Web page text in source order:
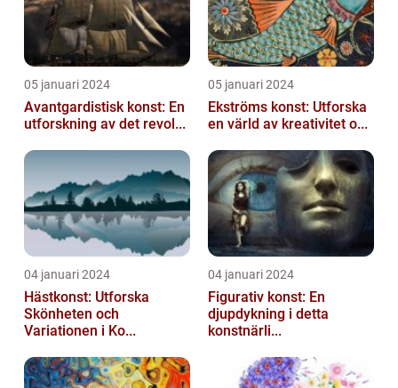
05 januari 2024
Avantgardistisk konst: En
utforskning av det revol...
05 januari 2024
Ekströms konst: Utforska
en värld av kreativitet o...
04 januari 2024
Hästkonst: Utforska
Skönheten och
Variationen i Ko...
04 januari 2024
Figurativ konst: En
djupdykning i detta
konstnärli...